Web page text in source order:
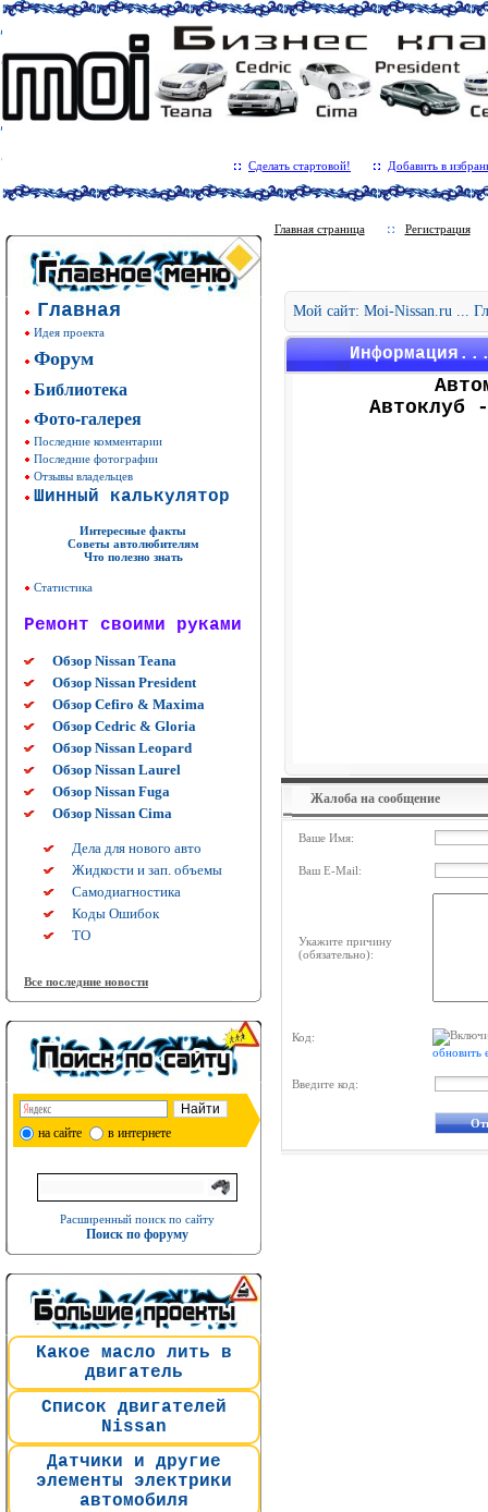
Сделать стартовой! Добавить в
Главная
Идея проекта
Форум
Библиотека
Фото-галерея
Последние комментарии
Последние фотографии
Отзывы владельцев
Шинный калькулятор
Интересные факты
Советы автолюбителям
Что полезно знать
Статистика
Ремонт своими руками
Обзор Nissan Teana
Обзор Nissan President
Обзор Cefiro & Maxima
Обзор Cedric & Gloria
Обзор Nissan Leopard
Обзор Nissan Laurel
Обзор Nissan Fuga
Обзор Nissan Cima
Дела для нового авто
Жидкости и зап. объемы
Самодиагностика
Коды Ошибок
ТО
Все последние новости
на сайте в интернете
Расширенный поиск по сайту
Поиск по форуму
Какое масло лить в
двигатель
Список двигателей
Nissan
Датчики и другие
элементы электрики
автомобиля
Главная страница Регистрация
Мой сайт: Moi-Nissan.ru ...
Автоклуб
Жалоба на сообщение
Ваше Имя:
Ваш E-Mail:
Укажите причину
(обязательно):
Код:
обновить
Введите код: